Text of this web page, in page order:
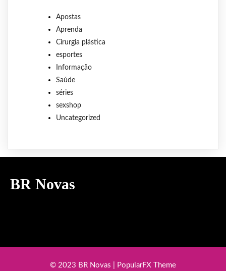
Apostas
Aprenda
Cirurgia plástica
esportes
Informação
Saúde
séries
sexshop
Uncategorized
BR Novas
© 2023 BR Novas | PopularFX Theme